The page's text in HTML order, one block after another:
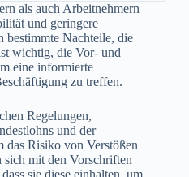
als auch Arbeitnehmern
und geringere
bestimmte Nachteile, die
wichtig, die Vor- und
eine informierte
zu treffen.
Regelungen,
und der
das Risiko von Verstößen
mit den Vorschriften
sie diese einhalten, um